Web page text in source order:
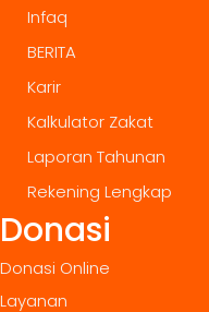
Infaq
BERITA
Karir
Kalkulator Zakat
Laporan Tahunan
Rekening Lengkap
Donasi
Donasi Online
Layanan